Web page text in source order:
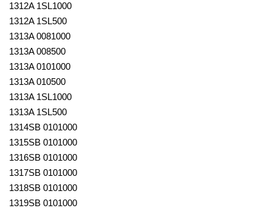
1312A 1SL1000
1312A 1SL500
1313A 0081000
1313A 008500
1313A 0101000
1313A 010500
1313A 1SL1000
1313A 1SL500
1314SB 0101000
1315SB 0101000
1316SB 0101000
1317SB 0101000
1318SB 0101000
1319SB 0101000